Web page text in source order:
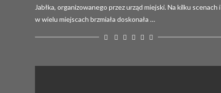
Jabłka, organizowanego przez urząd miejski. Na kilku scenach i
w wielu miejscach brzmiała doskonała …